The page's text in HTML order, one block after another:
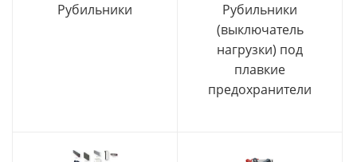
Рубильники
Рубильники
(выключатель
нагрузки) под
плавкие
предохранители